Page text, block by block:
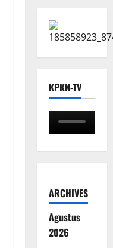
KPKN-TV
ARCHIVES
Agustus
2026